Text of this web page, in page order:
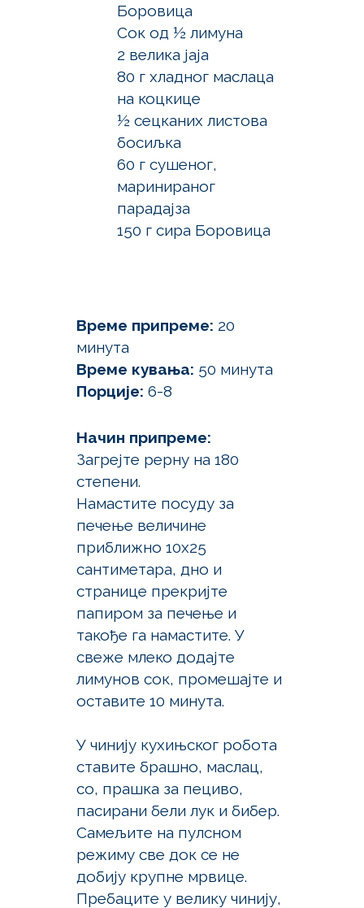
Боровица
Сок од ½ лимуна
2 велика јаја
80 г хладног маслаца
на коцкице
½ сецканих листова
босиљка
60 г сушеног,
маринираног
парадајза
150 г сира Боровица
Време припреме: 20
минута
Време кувања: 50 минута
Порције: 6-8
Начин припреме:
Загрејте рерну на 180
степени.
Намастите посуду за
печење величине
приближно 10х25
сантиметара, дно и
странице прекријте
папиром за печење и
такође га намастите. У
свеже млеко додајте
лимунов сок, промешајте и
оставите 10 минута.
У чинију кухињског робота
ставите брашно, маслац,
со, прашка за пециво,
пасирани бели лук и бибер.
Самељите на пулсном
режиму све док се не
добију крупне мрвице.
Пребаците у велику чинију,